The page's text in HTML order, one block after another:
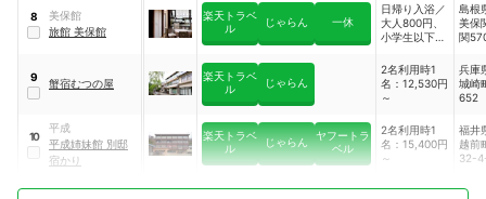
8
美保館
旅館 美保館
楽天トラベ
ル
じゃらん 一休
日帰り入浴／
大人800円、
小学生以下
以下無料、宿
泊料金／2名
利用時1名
島根
美保
関
9 蟹宿むつの屋
楽天トラベ
ル
じゃらん
2名利用時1
名：12,530円
～
兵庫
城崎
652
10
平成
平成姉妹館 別邸
宿かり
楽天トラベ
ル
じゃらん ヤフートラ
ベル
2名利用時1
名：15,400円
～
福井
越前
32-